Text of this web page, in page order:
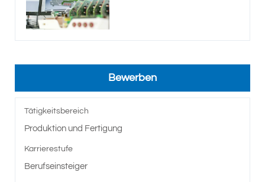
Bewerben
Tätigkeitsbereich
Produktion und Fertigung
Karrierestufe
Berufseinsteiger